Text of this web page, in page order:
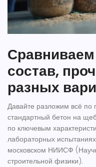
состав,
разных
Давайте разложим всё по
стандартный бетон на
по ключевым
лабораторных
московском НИИСФ
строительной физики).